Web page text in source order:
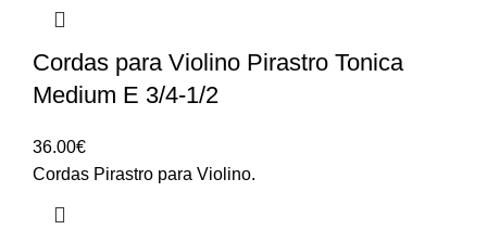
Cordas para Violino Pirastro Tonica
Medium E 3/4-1/2
36.00€
Cordas Pirastro para Violino.